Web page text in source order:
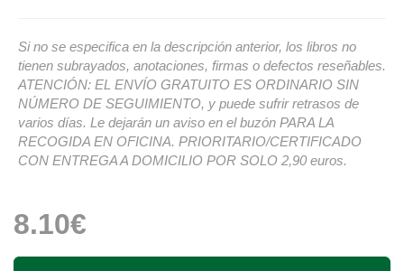
Si no se especifica en la descripción anterior, los libros no
tienen subrayados, anotaciones, firmas o defectos reseñables.
ATENCIÓN: EL ENVÍO GRATUITO ES ORDINARIO SIN
NÚMERO DE SEGUIMIENTO, y puede sufrir retrasos de
varios días. Le dejarán un aviso en el buzón PARA LA
RECOGIDA EN OFICINA. PRIORITARIO/CERTIFICADO
CON ENTREGA A DOMICILIO POR SOLO 2,90 euros.
8.10€